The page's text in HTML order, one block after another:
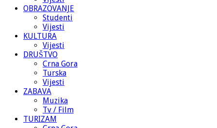
OBRAZOVANJE
Studenti
Vijesti
KULTURA
Vijesti
DRUŠTVO
Crna Gora
Turska
Vijesti
ZABAVA
Muzika
Tv / Film
TURIZAM